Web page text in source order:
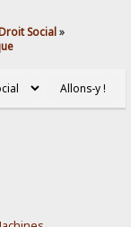
Social»